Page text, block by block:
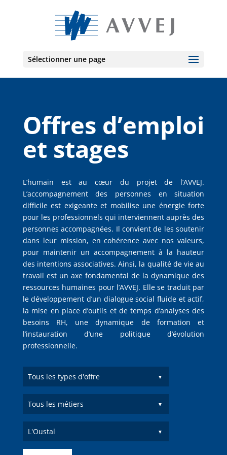
Sélectionner une page
Offres d’emploi
et stages
L’humain est au cœur du projet de l’AVVEJ.
L’accompagnement des personnes en situation
difficile est exigeante et mobilise une énergie forte
pour les professionnels qui interviennent auprès des
personnes accompagnées. Il convient de les soutenir
dans leur mission, en cohérence avec nos valeurs,
pour maintenir un accompagnement à la hauteur
des intentions associatives. Ainsi, la qualité de vie au
travail est un axe fondamental de la dynamique des
ressources humaines pour l’AVVEJ. Elle se traduit par
le développement d’un dialogue social fluide et actif,
la mise en place d’outils et de temps d’analyses des
besoins RH, une dynamique de formation et
l’instauration d’une politique d’évolution
professionnelle.